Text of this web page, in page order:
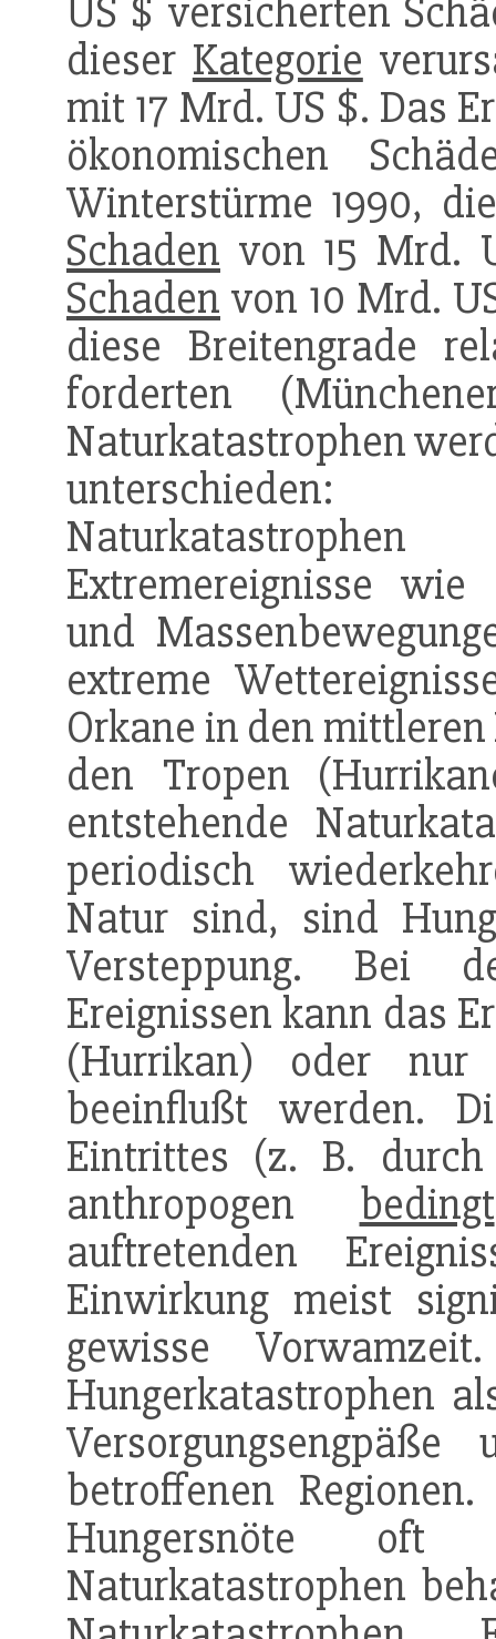
US $ versicherten
dieser Kategorie
mit 17 Mrd. US $. Das
ökonomischen
Winterstürme 1990,
Schaden von 15 Mrd.
Schaden von 10 Mrd.
diese Breitengrade
forderten
Naturkatastrophen
unterschieden:
Extremereignisse wie
und
extreme
Orkane in den
den Tropen
entstehende
periodisch
Natur sind, sind
Versteppung. Bei
Ereignissen kann das
(Hurrikan) oder nur
beeinflußt werden.
Eintrittes (z. B.
anthropogen bedingt
auftretenden
Einwirkung meist
gewisse
Hungerkatastrophen
betroffenen
Hungersnöte oft
Naturkatastrophen